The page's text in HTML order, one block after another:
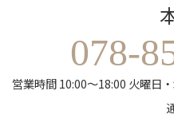
078-
営業時間 10:00～18:00 火曜日